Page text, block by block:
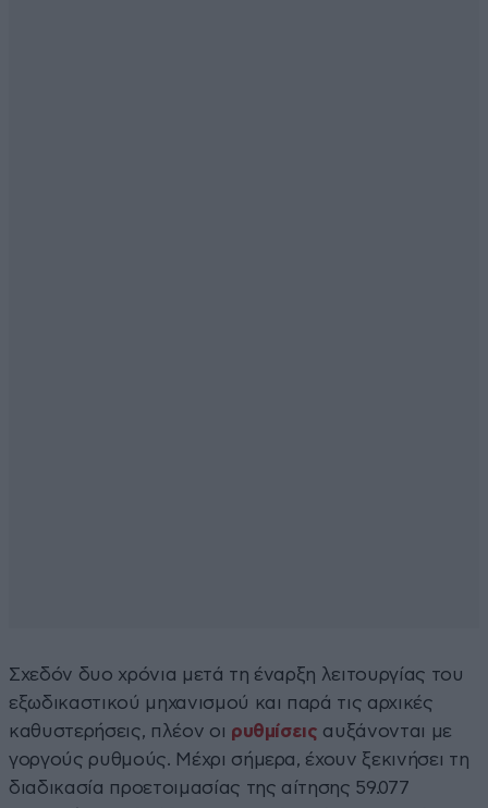
Σχεδόν δυο χρόνια μετά τη έναρξη λειτουργίας του
εξωδικαστικού μηχανισμού και παρά τις αρχικές
καθυστερήσεις, πλέον οι ρυθμίσεις αυξάνονται με
γοργούς ρυθμούς. Μέχρι σήμερα, έχουν ξεκινήσει τη
διαδικασία προετοιμασίας της αίτησης 59.077